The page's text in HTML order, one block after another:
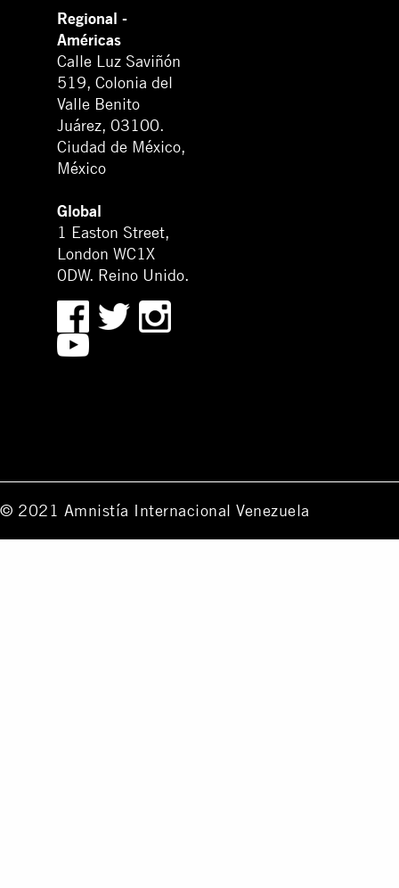
Regional -
Américas
Calle Luz Saviñón
519, Colonia del
Valle Benito
Juárez, 03100.
Ciudad de México,
México
Global
1 Easton Street,
London WC1X
0DW. Reino Unido.
© 2021 Amnistía Internacional Venezuela